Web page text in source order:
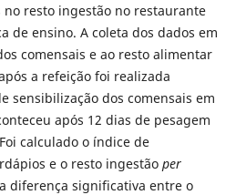
resto ingestão no restaurante
de ensino. A coleta dos dados em
comensais e ao resto alimentar
a refeição foi realizada
sensibilização dos comensais em
após 12 dias de pesagem
calculado o índice de
e o resto ingestão per
diferença significativa entre o